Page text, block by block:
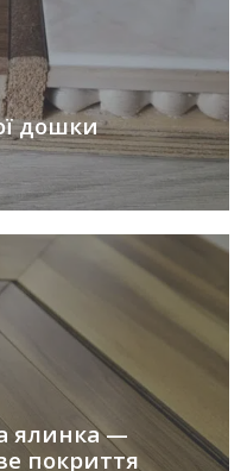
дошки
ялинка —
покриття